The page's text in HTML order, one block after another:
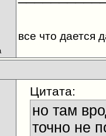
все что дается
Цитата:
но там
точно не